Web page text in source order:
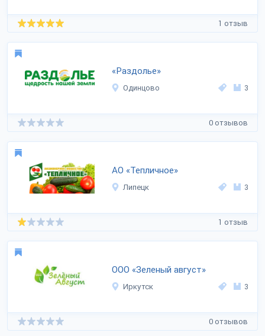
1 отзыв
«Раздолье»
Одинцово 3
0 отзывов
АО «Тепличное»
Липецк 3
1 отзыв
ООО «Зеленый август»
Иркутск 3
0 отзывов